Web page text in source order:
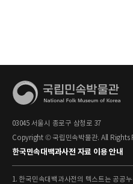
03045 서울시 종로구 삼청로 37
Copyright © 국립민속박물관. All Rights
한국민속대백과사전 자료 이용 안내
1. 한국민속대백과사전의 텍스트는 공공